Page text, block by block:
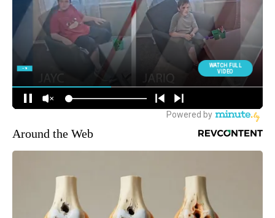
Around the Web